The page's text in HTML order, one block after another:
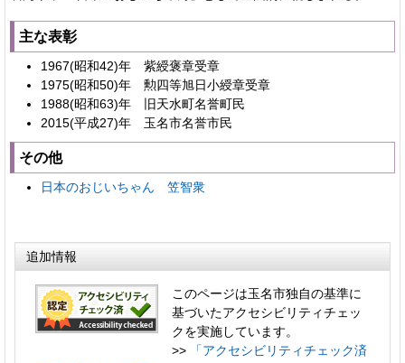
主な表彰
1967(昭和42)年 紫綬褒章受章
1975(昭和50)年 勲四等旭日小綬章受章
1988(昭和63)年 旧天水町名誉町民
2015(平成27)年 玉名市名誉市民
その他
日本のおじいちゃん 笠智衆
追加情報
このページは玉名市独自の基準に
基づいたアクセシビリティチェッ
クを実施しています。
>>
「アクセシビリティチェック済